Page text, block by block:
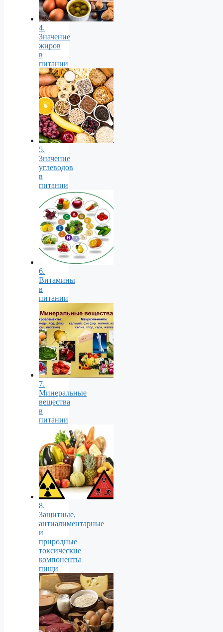
4.
Значение
жиров
в
питании
5.
Значение
углеводов
в
питании
6.
Витамины
в
питании
7.
Минеральные
вещества
в
питании
8.
Защитные,
антиалиментарные
и
природные
токсические
компоненты
пищи